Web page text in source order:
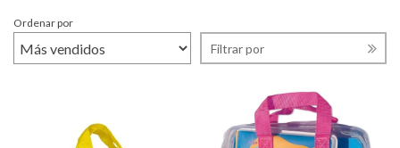
Ordenar por
Filtrar por